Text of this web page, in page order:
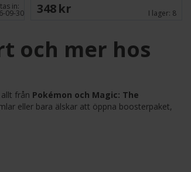
in:
09-30 348 SEK I lager: 8
och mer hos
från Pokémon och Magic: The
eller bara älskar att öppna boosterpaket,